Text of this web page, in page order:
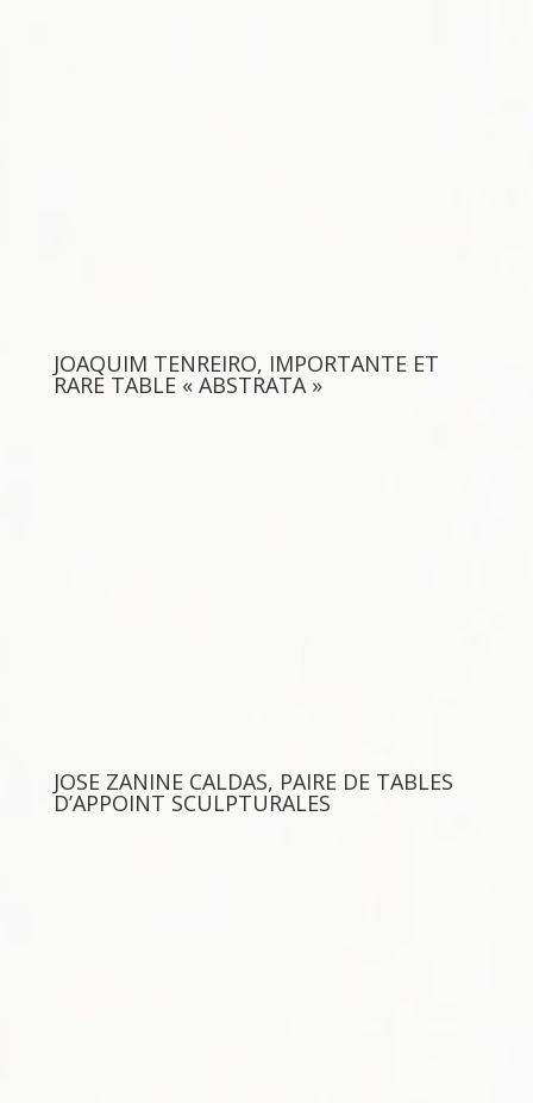
JOAQUIM TENREIRO, IMPORTANTE ET
RARE TABLE « ABSTRATA »
JOSE ZANINE CALDAS, PAIRE DE TABLES
D’APPOINT SCULPTURALES